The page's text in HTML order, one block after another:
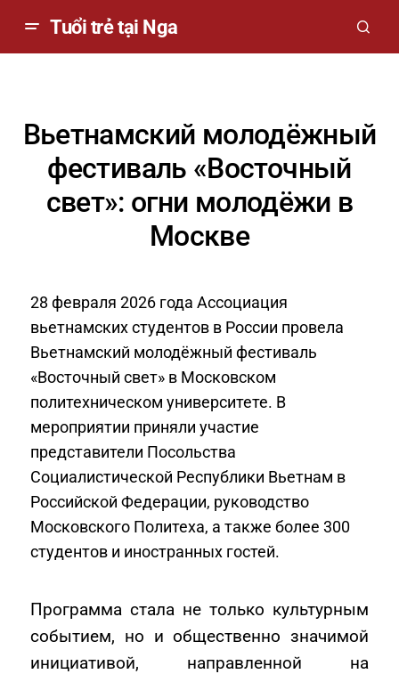
Tuổi trẻ tại Nga
Вьетнамский молодёжный
фестиваль «Восточный
свет»: огни молодёжи в
Москве
28 февраля 2026 года Ассоциация
вьетнамских студентов в России провела
Вьетнамский молодёжный фестиваль
«Восточный свет» в Московском
политехническом университете. В
мероприятии приняли участие
представители Посольства
Социалистической Республики Вьетнам в
Российской Федерации, руководство
Московского Политеха, а также более 300
студентов и иностранных гостей.
Программа стала не только культурным
событием, но и общественно значимой
инициативой, направленной на